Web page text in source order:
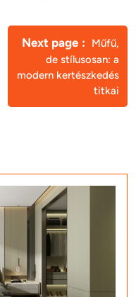
Next page
Műfű,
de stílusosan: a
modern kertészkedés
titkai